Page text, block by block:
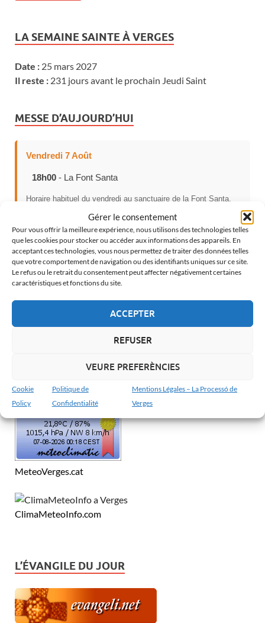
Gérer le consentement
Pour vous offrir la meilleure expérience, nous utilisons des technologies telles
que les cookies pour stocker ou accéder aux informations des appareils. En
acceptant ces technologies, vous nous permettez de traiter des données telles
que votre comportement de navigation ou des identifiants uniques sur ce site.
Le refus ou le retrait du consentement peut affecter négativement certaines
caractéristiques et fonctions du site.
ACCEPTER
REFUSER
VEURE PREFERÈNCIES
Cookie
Policy
Politique de
Confidentialité
Mentions Légales – La Processó de
Verges
LA SEMAINE SAINTE À VERGES
Date : 25 mars 2027
Il reste : 231 jours avant le prochain Jeudi Saint
MESSE D’AUJOURD’HUI
Vendredi 7 Août
18h00 - La Font Santa
Horaire habituel du vendredi au sanctuaire de la Font Santa.
CHOISISSEZ VOTRE LANGUE
Català
MeteoVerges.cat
ClimaMeteoInfo.com
L’ÉVANGILE DU JOUR